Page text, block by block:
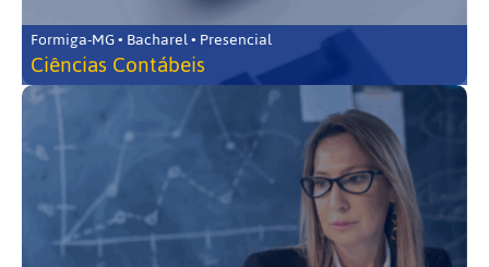
Formiga-MG • Bacharel • Presencial
Ciências Contábeis